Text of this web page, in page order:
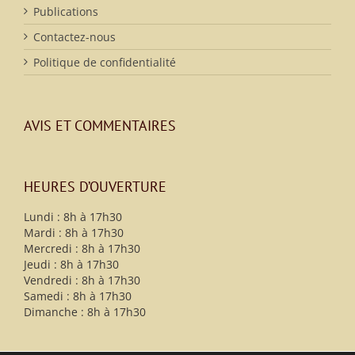
Publications
Contactez-nous
Politique de confidentialité
AVIS ET COMMENTAIRES
HEURES D’OUVERTURE
Lundi : 8h à 17h30
Mardi : 8h à 17h30
Mercredi : 8h à 17h30
Jeudi : 8h à 17h30
Vendredi : 8h à 17h30
Samedi : 8h à 17h30
Dimanche : 8h à 17h30